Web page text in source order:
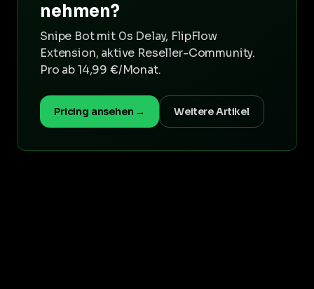
nehmen?
Snipe Bot mit 0s Delay, FlipFlow
Extension, aktive Reseller-Community.
Pro ab 14,99 €/Monat.
Pricing ansehen → Weitere Artikel